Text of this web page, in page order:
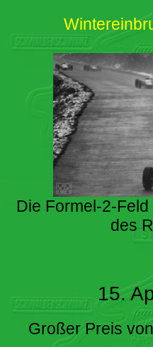
Die Formel-2-
des
15.
Großer Preis